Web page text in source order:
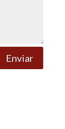
Enviar